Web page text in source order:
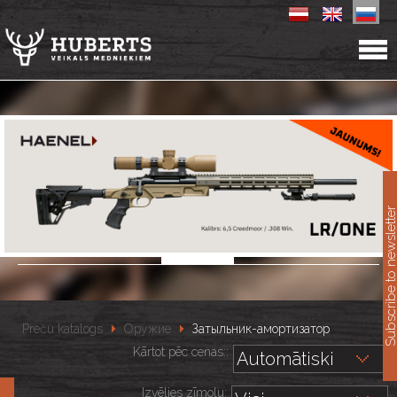
Preču katalogs Оружие
Затыльник-амортизатор
Kārtot pēc cenas::
Izvēlies zīmolu:
Subscribe